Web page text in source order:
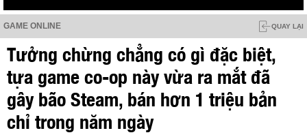
GAME ONLINE QUAY LẠI
Tưởng chừng chẳng có gì đặc biệt,
tựa game co-op này vừa ra mắt đã
gây bão Steam, bán hơn 1 triệu bản
chỉ trong năm ngày